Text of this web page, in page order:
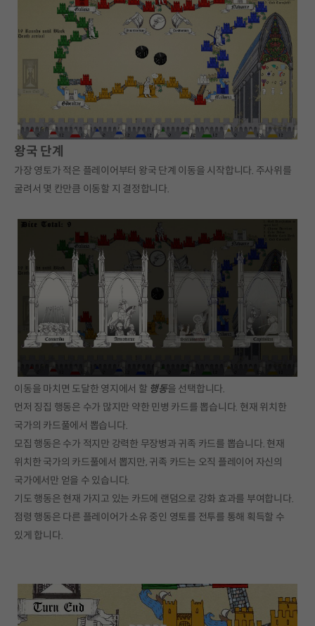
왕국 단계
가장 영토가 적은 플레이어부터 왕국 단계 이동을 시작합니다. 주사위를
굴려서 몇 칸만큼 이동할 지 결정합니다.
이동을 마치면 도달한 영지에서 할 행동을 선택합니다.
먼저 징집 행동은 수가 많지만 약한 민병 카드를 뽑습니다. 현재 위치한
국가의 카드풀에서 뽑습니다.
모집 행동은 수가 적지만 강력한 무장병과 귀족 카드를 뽑습니다. 현재
위치한 국가의 카드풀에서 뽑지만, 귀족 카드는 오직 플레이어 자신의
국가에서만 얻을 수 있습니다.
기도 행동은 현재 가지고 있는 카드에 랜덤으로 강화 효과를 부여합니다.
점령 행동은 다른 플레이어가 소유 중인 영토를 전투를 통해 획득할 수
있게 합니다.